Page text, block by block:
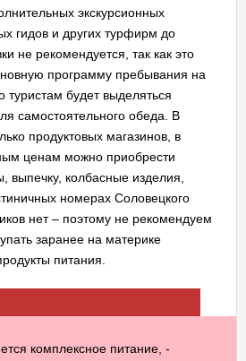
экскурсионных
гидов и других турфирм до
не рекомендуется, так как это
программу пребывания на
туристам будет выделяться
самостоятельного обеда. В
продуктовых магазинов, в
ценам можно приобрести
выпечку, колбасные изделия,
номерах Соловецкого
нет – поэтому не рекомендуем
заранее на материке
питания.
комплексное питание, -